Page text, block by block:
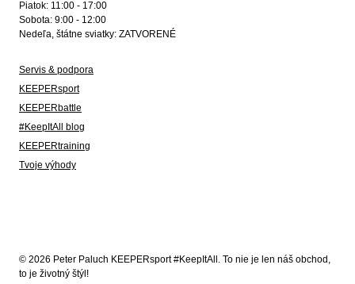
Piatok: 11:00 - 17:00
Sobota: 9:00 - 12:00
Nedeľa, štátne sviatky: ZATVORENÉ
Servis & podpora
KEEPERsport
KEEPERbattle
#KeepItAll blog
KEEPERtraining
Tvoje výhody
© 2026 Peter Paluch KEEPERsport #KeepItAll. To nie je len náš obchod,
to je životný štýl!